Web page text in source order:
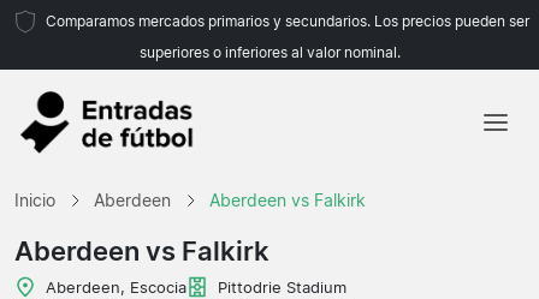
Comparamos mercados primarios y secundarios. Los precios pueden ser
superiores o inferiores al valor nominal.
Inicio Aberdeen Aberdeen vs Falkirk
Aberdeen vs Falkirk
Aberdeen, Escocia
Pittodrie Stadium